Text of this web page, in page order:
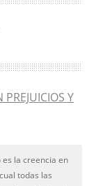
Y
la creencia en
todas las